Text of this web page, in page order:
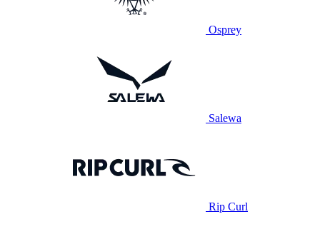
Osprey
Salewa
Rip Curl